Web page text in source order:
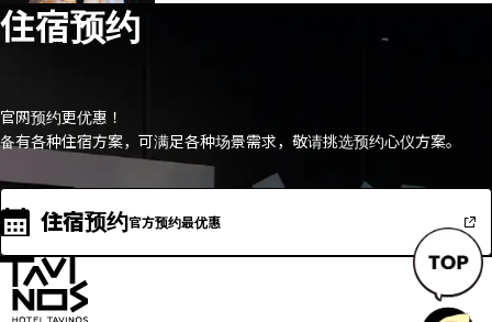
住宿预约
官网预约更优惠！
备有各种住宿方案，可满足各种场景需求，敬请挑选预约心仪方案。
住宿预约官方预约最优惠
返